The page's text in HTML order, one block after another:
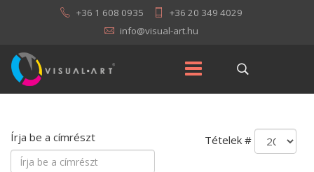
+36 1 608 0935 +36 20 349 4029
Írja be a címrészt Tételek #